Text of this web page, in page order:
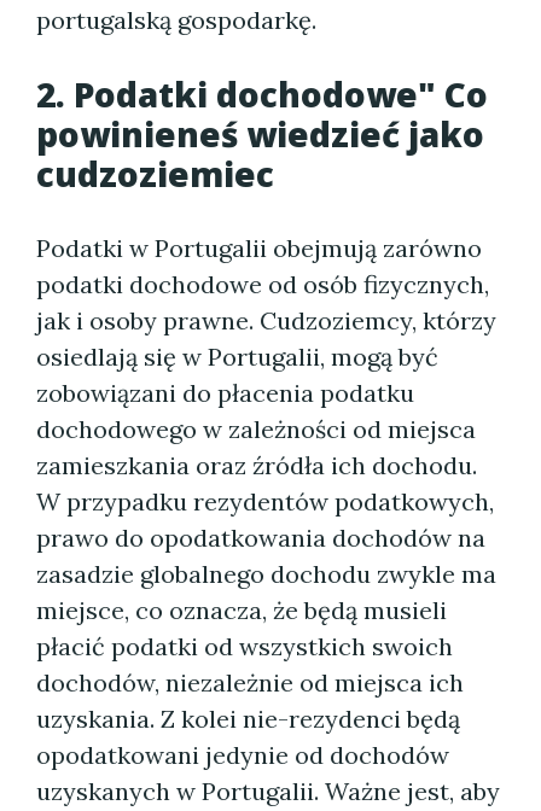
portugalską gospodarkę.
2. Podatki dochodowe" Co
powinieneś wiedzieć jako
cudzoziemiec
Podatki w Portugalii obejmują zarówno
podatki dochodowe od osób fizycznych,
jak i osoby prawne. Cudzoziemcy, którzy
osiedlają się w Portugalii, mogą być
zobowiązani do płacenia podatku
dochodowego w zależności od miejsca
zamieszkania oraz źródła ich dochodu.
W przypadku rezydentów podatkowych,
prawo do opodatkowania dochodów na
zasadzie globalnego dochodu zwykle ma
miejsce, co oznacza, że będą musieli
płacić podatki od wszystkich swoich
dochodów, niezależnie od miejsca ich
uzyskania. Z kolei nie-rezydenci będą
opodatkowani jedynie od dochodów
uzyskanych w Portugalii. Ważne jest, aby